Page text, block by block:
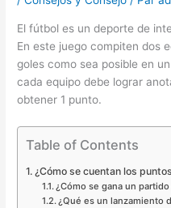
El fútbol es un deporte de
En este juego compiten dos
goles como sea posible en
cada equipo debe lograr
obtener 1 punto.
Table of Contents
¿Cómo se cuentan los
¿Cómo se gana un
¿Qué es un lanzamiento